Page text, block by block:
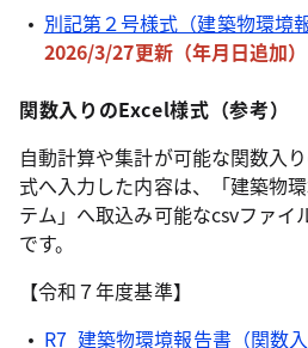
別記第２号様式（建築物環境
2026/3/27更新（年月日追加）
関数入りのExcel様式（参考）
自動計算や集計が可能な関数入
式へ入力した内容は、「建築物
テム」へ取込み可能なcsvファイ
です。
【令和７年度基準】
R7_建築物環境報告書（関数入